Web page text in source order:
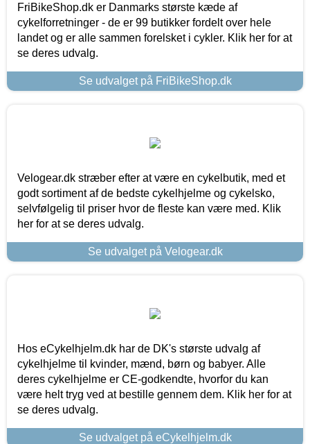
FriBikeShop.dk er Danmarks største kæde af
cykelforretninger - de er 99 butikker fordelt over hele
landet og er alle sammen forelsket i cykler. Klik her for at
se deres udvalg.
Se udvalget på FriBikeShop.dk
Velogear.dk stræber efter at være en cykelbutik, med et
godt sortiment af de bedste cykelhjelme og cykelsko,
selvfølgelig til priser hvor de fleste kan være med. Klik
her for at se deres udvalg.
Se udvalget på Velogear.dk
Hos eCykelhjelm.dk har de DK's største udvalg af
cykelhjelme til kvinder, mænd, børn og babyer. Alle
deres cykelhjelme er CE-godkendte, hvorfor du kan
være helt tryg ved at bestille gennem dem. Klik her for at
se deres udvalg.
Se udvalget på eCykelhjelm.dk